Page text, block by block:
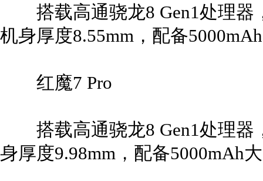
搭载高通骁龙8 Gen1处理器
机身厚度8.55mm，配备
红魔7 Pro
搭载高通骁龙8 Gen1处理器
身厚度9.98mm，配备5000mAh